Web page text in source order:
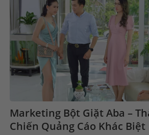
Marketing Bột Giặt Aba –
Chiến Quảng Cáo Khác Biệt